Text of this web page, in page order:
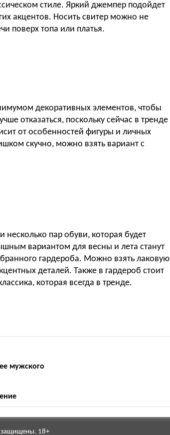
стиле. Яркий джемпер подойдет
акцентов. Носить свитер можно не
поверх топа или платья.
декоративных элементов, чтобы
отказаться, поскольку сейчас в тренде
от особенностей фигуры и личных
скучно, можно взять вариант с
несколько пар обуви, которая будет
вариантом для весны и лета станут
гардероба. Можно взять лаковую
деталей. Также в гардероб стоит
которая всегда в тренде.
мужского
18+